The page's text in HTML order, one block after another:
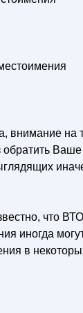
внимание на
обратить
что
иногда
в